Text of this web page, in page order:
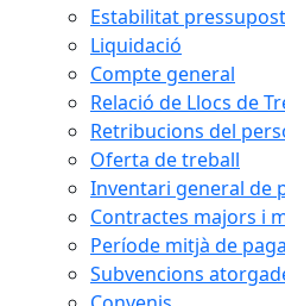
Estabilitat
Liquidació
Compte general
Relació de Llocs de
Retribucions del
Oferta de treball
Inventari general de
Contractes majors i
Període mitjà de
Subvencions